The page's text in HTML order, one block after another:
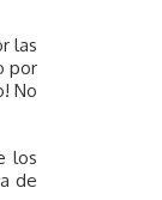
las
por
No
los
de